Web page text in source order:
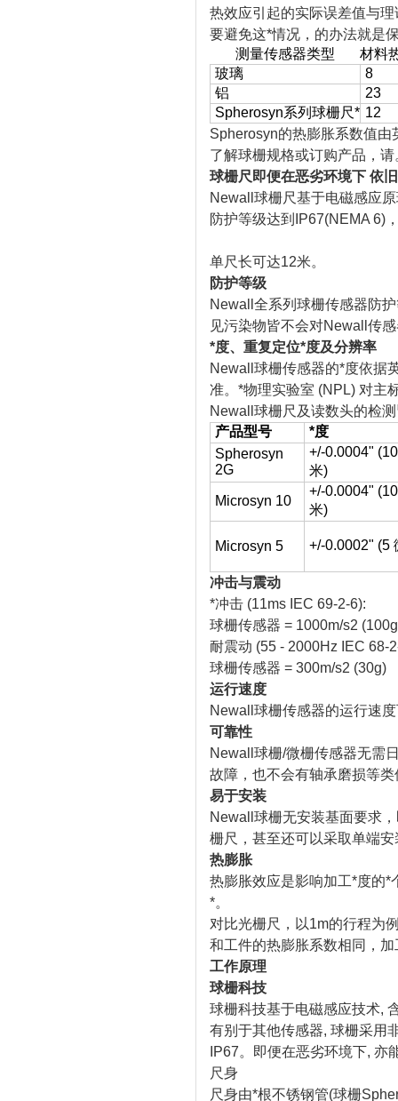
热效应引起的实际误差值与
要避免这*情况，的办法就是
测量传感器类型
材料
玻璃
8
铝
23
Spherosyn系列球栅尺* 12
Spherosyn的热膨胀系数值
了解球栅规格或订购产品，请
球栅尺即便在恶劣环境下 依
Newall球栅尺基于电磁感应
防护等级达到IP67(NEMA 6)
单尺长可达12米。
防护等级
Newall全系列球栅传感器防
见污染物皆不会对Newall传
*度、重复定位*度及分辨率
Newall球栅传感器的*度依据
准。*物理实验室 (NPL) 对主
Newall球栅尺及读数头的检
产品型号
*度
Spherosyn
2G
+/-0.0004"
米)
Microsyn 10
+/-0.0004"
米)
Microsyn 5 +/-0.0002" (5
冲击与震动
*冲击 (11ms IEC 69-2-6):
球栅传感器 = 1000m/s2
耐震动 (55 - 2000Hz IEC 68-
球栅传感器 = 300m/s2 (30g)
运行速度
Newall球栅传感器的运行速
可靠性
Newall球栅/微栅传感器无需
故障，也不会有轴承磨损等类
易于安装
Newall球栅无安装基面要求
栅尺，甚至还可以采取单端
热膨胀
热膨胀效应是影响加工*度的*
*。
对比光栅尺，以1m的行程为
和工件的热膨胀系数相同，
工作原理
球栅科技
球栅科技基于电磁感应技术,
有别于其他传感器, 球栅采用
IP67。即便在恶劣环境下, 亦
尺身
尺身由*根不锈钢管(球栅